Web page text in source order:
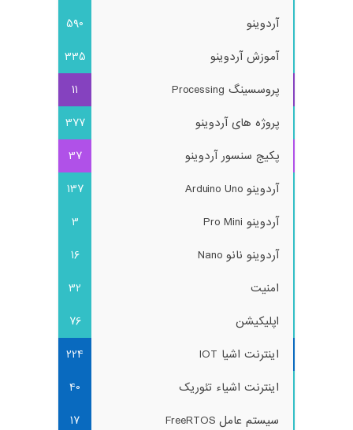
آردوینو
590
آموزش آردوینو
335
پروسسینگ Processing
11
پروژه های آردوینو
377
پکیج سنسور آردوینو
37
آردوینو Arduino Uno
137
آردوینو Pro Mini
3
آردوینو نانو Nano
16
امنیت
32
اپلیکیشن
76
اینترنت اشیا IOT
224
اینترنت اشیاء تئوریک
40
سیستم عامل FreeRTOS
17